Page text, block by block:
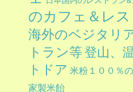
のカフェ＆レ
海外のベジタリ
トラン等登山、
トドア 米粉１００％
家製米飴